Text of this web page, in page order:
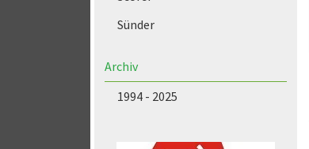
Sünder
Archiv
1994 - 2025